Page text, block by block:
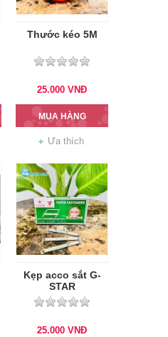
Thước kéo 5M
25.000 VNĐ
MUA HÀNG
Ưa thích
Kẹp acco sắt G-
STAR
25.000 VNĐ